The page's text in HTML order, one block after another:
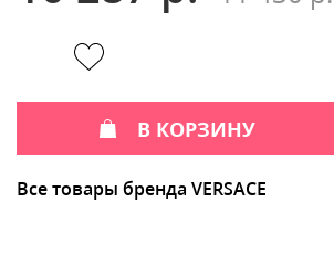
В КОРЗИНУ
Все товары бренда VERSACE